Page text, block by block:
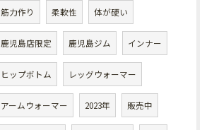
筋力作り 柔軟性 体が硬い
鹿児島店限定 鹿児島ジム インナー
ヒップボトム レッグウォーマー
アームウォーマー 2023年 販売中